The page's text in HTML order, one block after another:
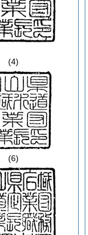
(4)
(6)